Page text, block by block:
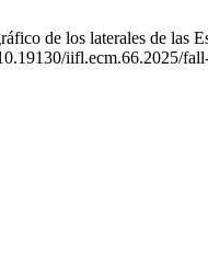
de los laterales de las
iifl.ecm.66.2025/